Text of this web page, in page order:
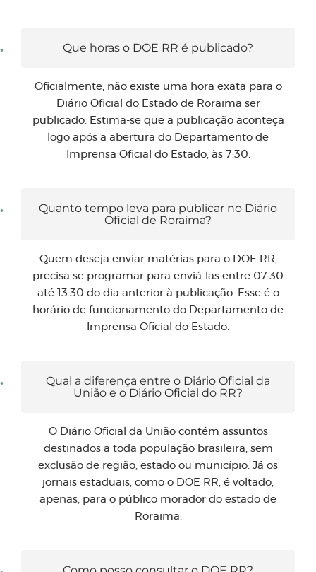
Que horas o DOE RR é publicado?
Oficialmente, não existe uma hora exata para o
Diário Oficial do Estado de Roraima ser
publicado. Estima-se que a publicação aconteça
logo após a abertura do Departamento de
Imprensa Oficial do Estado, às 7:30.
Quanto tempo leva para publicar no Diário
Oficial de Roraima?
Quem deseja enviar matérias para o DOE RR,
precisa se programar para enviá-las entre 07:30
até 13:30 do dia anterior à publicação. Esse é o
horário de funcionamento do Departamento de
Imprensa Oficial do Estado.
Qual a diferença entre o Diário Oficial da
União e o Diário Oficial do RR?
O Diário Oficial da União contém assuntos
destinados a toda população brasileira, sem
exclusão de região, estado ou município. Já os
jornais estaduais, como o DOE RR, é voltado,
apenas, para o público morador do estado de
Roraima.